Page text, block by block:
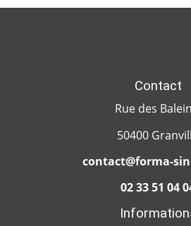
Contact
Rue des
50400
contact@forma-
02 33 51 04